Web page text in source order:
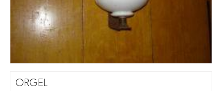
ORGEL